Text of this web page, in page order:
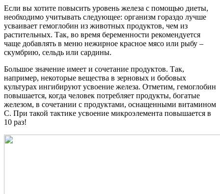
Если вы хотите повысить уровень железа с помощью диеты,
необходимо учитывать следующее: организм гораздо лучше
усваивает гемоглобин из животных продуктов, чем из
растительных. Так, во время беременности рекомендуется
чаще добавлять в меню нежирное красное мясо или рыбу –
скумбрию, сельдь или сардины.
Большое значение имеет и сочетание продуктов. Так,
например, некоторые вещества в зерновых и бобовых
культурах ингибируют усвоение железа. Отметим, гемоглобин
повышается, когда человек потребляет продукты, богатые
железом, в сочетании с продуктами, оснащенными витамином
С. При такой тактике усвоение микроэлемента повышается в
10 раз!